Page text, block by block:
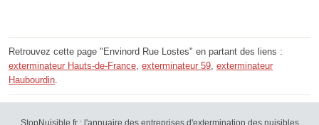
Retrouvez cette page "Envinord Rue Lostes" en partant des liens :
exterminateur Hauts-de-France, exterminateur 59, exterminateur
Haubourdin.